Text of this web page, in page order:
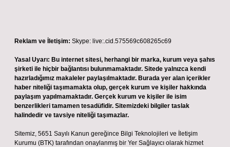
Reklam ve İletişim: Skype: live:.cid.575569c608265c69
Yasal Uyarı: Bu internet sitesi, herhangi bir marka, kurum veya şahıs
şirketi ile hiçbir bağlantısı bulunmamaktadır. Sitede yalnızca kendi
hazırladığımız makaleler paylaşılmaktadır. Burada yer alan içerikler
haber niteliği taşımamakta olup, gerçek kurum ve kişiler hakkında
paylaşım yapılmamaktadır. Gerçek kurum ve kişiler ile isim
benzerlikleri tamamen tesadüfidir. Sitemizdeki bilgiler taslak
halindedir ve tavsiye niteliği taşımazlar.
Sitemiz, 5651 Sayılı Kanun gereğince Bilgi Teknolojileri ve İletişim
Kurumu (BTK) tarafından onaylanmış bir Yer Sağlayıcı olarak hizmet